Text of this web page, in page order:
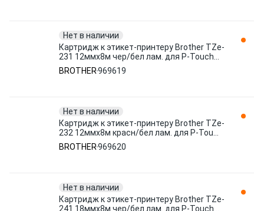
Нет в наличии
Картридж к этикет-принтеру Brother TZe-
231 12ммх8м чер/бел лам. для P-Touch
969619
BROTHER969619
Нет в наличии
Картридж к этикет-принтеру Brother TZe-
232 12ммх8м красн/бел лам. для P-Tou
969620
BROTHER969620
Нет в наличии
Картридж к этикет-принтеру Brother TZe-
241 18ммх8м чер/бел лам. для P-Touch